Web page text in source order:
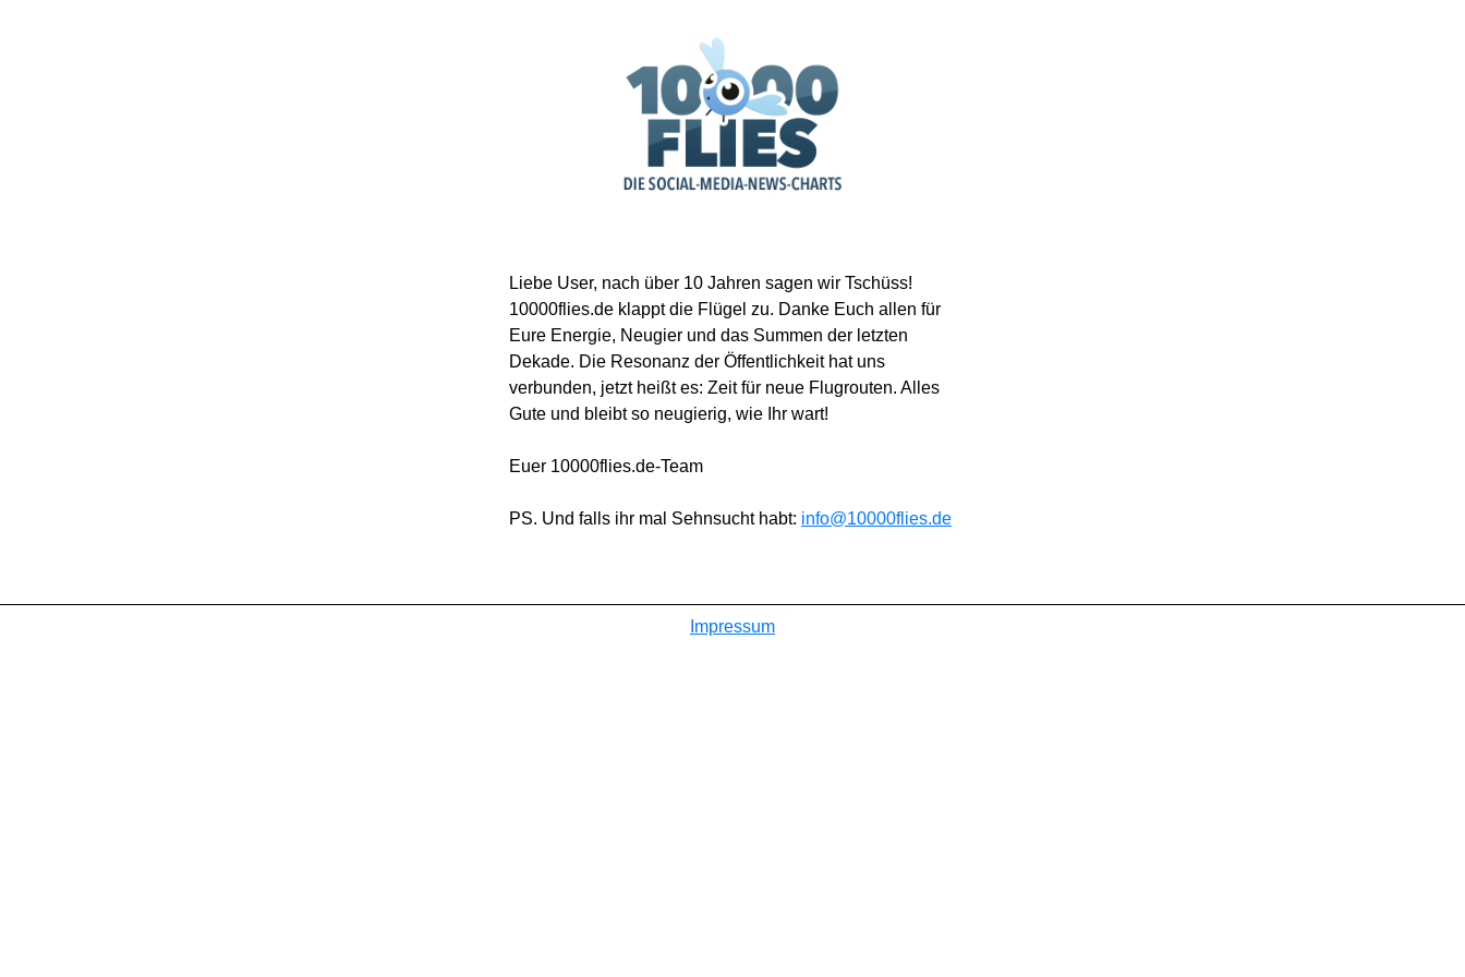
Liebe User, nach über 10 Jahren sagen wir Tschüss!
10000flies.de klappt die Flügel zu. Danke Euch allen für
Eure Energie, Neugier und das Summen der letzten
Dekade. Die Resonanz der Öffentlichkeit hat uns
verbunden, jetzt heißt es: Zeit für neue Flugrouten. Alles
Gute und bleibt so neugierig, wie Ihr wart!
Euer 10000flies.de-Team
PS. Und falls ihr mal Sehnsucht habt: info@10000flies.de
Impressum